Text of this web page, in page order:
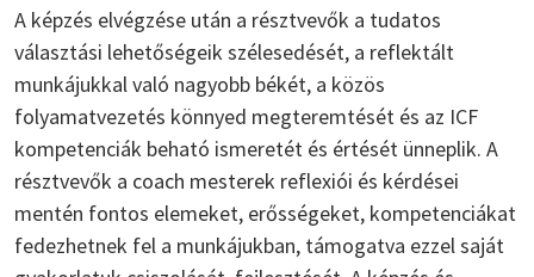
A képzés elvégzése után a résztvevők a tudatos
választási lehetőségeik szélesedését, a reflektált
munkájukkal való nagyobb békét, a közös
folyamatvezetés könnyed megteremtését és az ICF
kompetenciák beható ismeretét és értését ünneplik. A
résztvevők a coach mesterek reflexiói és kérdései
mentén fontos elemeket, erősségeket, kompetenciákat
fedezhetnek fel a munkájukban, támogatva ezzel saját